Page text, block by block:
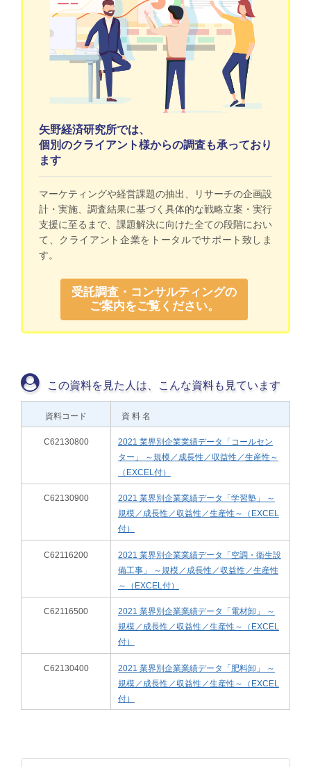
矢野経済研究所では、
個別のクライアント様からの調査も承っており
ます
マーケティングや経営課題の抽出、リサーチの企画設
計・実施、調査結果に基づく具体的な戦略立案・実行
支援に至るまで、課題解決に向けた全ての段階におい
て、クライアント企業をトータルでサポート致しま
す。
受託調査・コンサルティングの
ご案内をご覧ください。
この資料を見た人は、こんな資料も見ています
資料コード 資 料 名
C62130800
2021 業界別企業業績データ「コールセン
ター」 ～規模／成長性／収益性／生産性～
（EXCEL付）
C62130900
2021 業界別企業業績データ「学習塾」 ～
規模／成長性／収益性／生産性～（EXCEL
付）
C62116200
2021 業界別企業業績データ「空調・衛生設
備工事」 ～規模／成長性／収益性／生産性
～（EXCEL付）
C62116500
2021 業界別企業業績データ「電材卸」 ～
規模／成長性／収益性／生産性～（EXCEL
付）
C62130400
2021 業界別企業業績データ「肥料卸」 ～
規模／成長性／収益性／生産性～（EXCEL
付）